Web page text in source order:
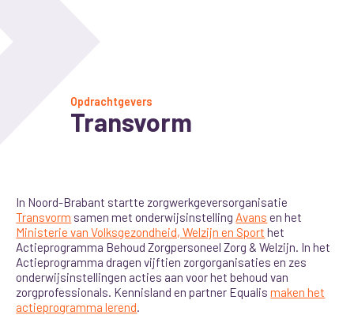
Opdrachtgevers
Transvorm
In Noord-Brabant startte zorgwerkgeversorganisatie
Transvorm samen met onderwijsinstelling Avans en het
Ministerie van Volksgezondheid, Welzijn en Sport het
Actieprogramma Behoud Zorgpersoneel Zorg & Welzijn. In het
Actieprogramma dragen vijftien zorgorganisaties en zes
onderwijsinstellingen acties aan voor het behoud van
zorgprofessionals. Kennisland en partner Equalismaken het
actieprogramma lerend.